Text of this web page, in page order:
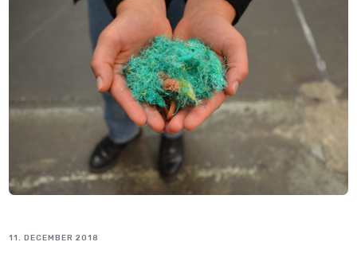
11. DECEMBER 2018